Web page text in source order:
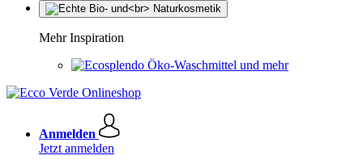
Mehr Inspiration
Öko-Waschmittel und mehr
Anmelden
Jetzt anmelden